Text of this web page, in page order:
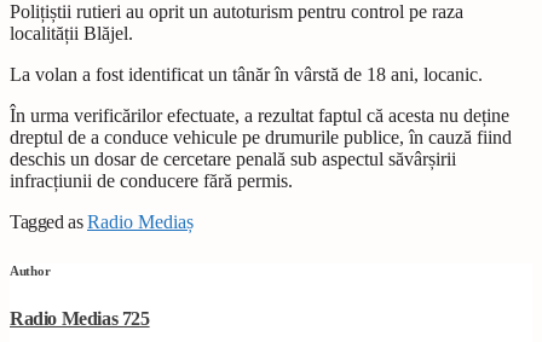
Polițiștii rutieri au oprit un autoturism pentru control pe raza
localității Blăjel.
La volan a fost identificat un tânăr în vârstă de 18 ani, locanic.
În urma verificărilor efectuate, a rezultat faptul că acesta nu deține
dreptul de a conduce vehicule pe drumurile publice, în cauză fiind
deschis un dosar de cercetare penală sub aspectul săvârșirii
infracțiunii de conducere fără permis.
Tagged asRadio Mediaș
Author
Radio Medias 725